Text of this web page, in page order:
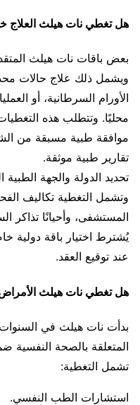
هل تغطي نات هيلث العلاج
بعض باقات نات هيلث
ويشمل ذلك علاج حالات
الأورام السرطانية، أو
محليًا. وتتطلب هذه
موافقة طبية مسبقة من
تقارير طبية موثقة.
تحديد الدولة والجهة الطبية
وتشمل التغطية تكاليف
المستشفى، وأحيانًا تذاكر
يُشترط اختيار باقة دولية
عند توقيع العقد.
هل تغطي نات هيلث الأمراض
بدأت نات هيلث في
المتعلقة بالصحة النفسية
تشمل التغطية:
استشارات الطب النفسي.